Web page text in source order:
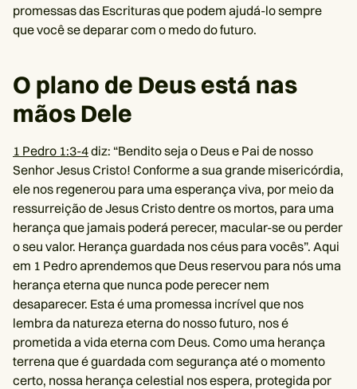
promessas das Escrituras que podem ajudá-lo sempre
que você se deparar com o medo do futuro.
O plano de Deus está nas
mãos Dele
1 Pedro 1:3-4diz: “Bendito seja o Deus e Pai de nosso
Senhor Jesus Cristo! Conforme a sua grande misericórdia,
ele nos regenerou para uma esperança viva, por meio da
ressurreição de Jesus Cristo dentre os mortos, para uma
herança que jamais poderá perecer, macular-se ou perder
o seu valor. Herança guardada nos céus para vocês”. Aqui
em 1 Pedro aprendemos que Deus reservou para nós uma
herança eterna que nunca pode perecer nem
desaparecer. Esta é uma promessa incrível que nos
lembra da natureza eterna do nosso futuro, nos é
prometida a vida eterna com Deus. Como uma herança
terrena que é guardada com segurança até o momento
certo, nossa herança celestial nos espera, protegida por